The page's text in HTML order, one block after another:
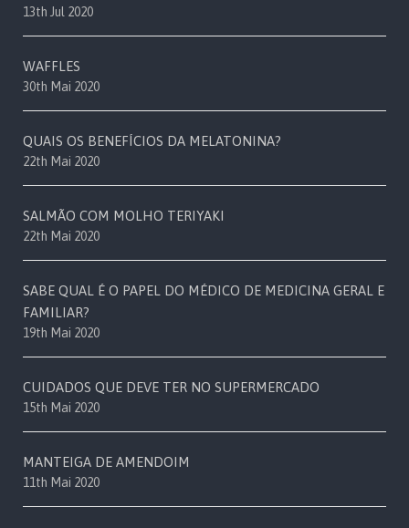
13th Jul 2020
WAFFLES
30th Mai 2020
QUAIS OS BENEFÍCIOS DA MELATONINA?
22th Mai 2020
SALMÃO COM MOLHO TERIYAKI
22th Mai 2020
SABE QUAL É O PAPEL DO MÉDICO DE MEDICINA GERAL E
FAMILIAR?
19th Mai 2020
CUIDADOS QUE DEVE TER NO SUPERMERCADO
15th Mai 2020
MANTEIGA DE AMENDOIM
11th Mai 2020